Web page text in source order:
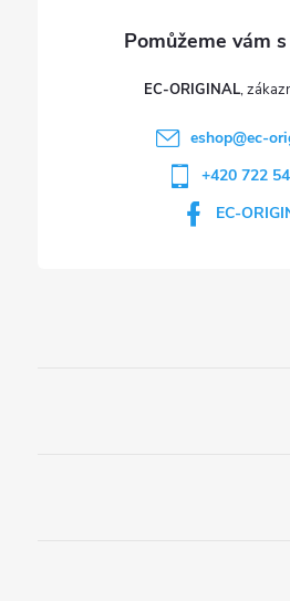
EC-ORIGINAL
eshop@ec-
+420 722
EC-